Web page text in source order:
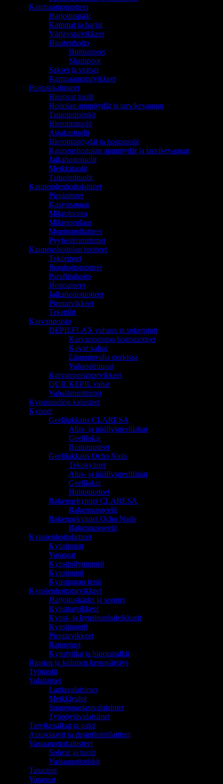
Kampaamotuotteet
Harjoituspäät
Kammat ja harjat
Värjäystarvikkeet
Hiustenhoito
Hoitoaineet
Shampoot
Sakset ja veitset
Kampaamotarvikkeet
Hoitolakalusteet
Hierovat tuolit
Hoitolan apupöydät ja tarvikevaunut
Tatuointipenkit
Hierontatuolit
Asiakastuolit
Hierontapöydät ja hoitotuolit
Kauneushoitolan apupöydät ja tarvikevaunut
Jalkahoitotuolit
Meikkituolit
Tatuointituolit
Kauneudenhoitolaitteet
Pienlaitteet
Kasvosaunat
Mikrohionta
Mikroneulaus
Monitoimilaitteet
Pyyhelämmittimet
Kauneushoitolan tuotteet
Tekoripset
Ihonhoitotuotteet
Parafiinihoito
Hoitoaineet
Jalkahoitotuotteet
Pientarvikkeet
Tekstiilit
Karvanpoisto
DEPILFLAX vahaus ja sokerointi
Karvanpoiston hoitotuotteet
Kovat vahat
Lämminvaha purkissa
Vahapatruunat
Karvanpoistotarvikkeet
QUICKEPIL vahat
Vahalämmittimet
Kynsistudion kalusteet
Kynnet
Geelilakkaus CLARESA
Alus- ja päällysgeelilakat
Geelilakat
Hoitotuotteet
Geelilakkaus Ocho Nails
Tekokynnet
Alus- ja päällysgeelilakat
Geelilakat
Hoitotuotteet
Rakennekynnet CLARESA
Rakennusgeelit
Rakennekynnet Ocho Nails
Rakennusgeelit
Kynsienhoitolaitteet
Kynsiporat
Varaosat
Kynsipölynimurit
Kynsiuunit
Kynsiporan terät
Kynsienhoitotarvikkeet
Harjoituskädet ja sormet
Kynsitarvikkeet
Kynsi- ja kynsinauhaleikkurit
Kynsimuotit
Pientarvikkeet
Rannetuet
Kynsiviilat ja hiontapalkit
Ripsien ja kulmien kestovärjäys
Työtuolit
Valaisimet
Lattiavalaisimet
Meikkivalot
Suurennuslasivalaisimet
Työpöytävalaisimet
Tarvikesalkut ja pakit
Autoklaavit ja desinfiointilaitteet
Vastaanottokalusteet
Sohvat ja tuolit
Vastaanottotiskit
Tatuointi
Varaosat